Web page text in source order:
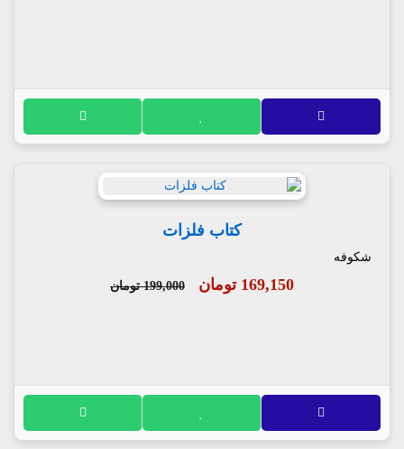
کتاب فلزات
شکوفه
169,150 تومان 199,000 تومان